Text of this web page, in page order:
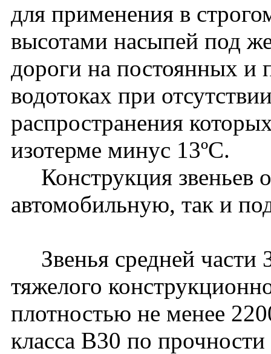
для применения в
высотами насыпей под
дороги на постоянных и
водотоках при
распространения
изотерме минус 13ºС.
Конструкция звеньев
автомобильную, так и
Звенья средней части
тяжелого
плотностью не менее
класса В30 по